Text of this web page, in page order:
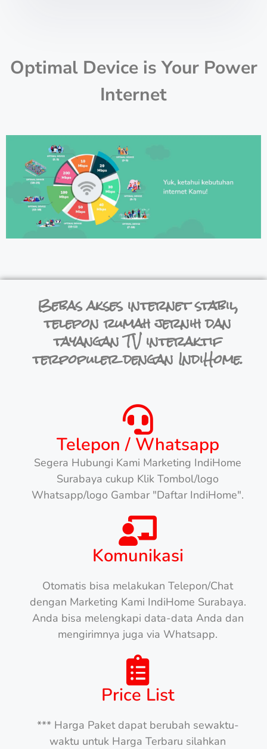
Optimal Device is Your Power
Internet
Bebas akses internet stabil,
telepon rumah jernih dan
tayangan TV interaktif
terpopuler dengan IndiHome.
Telepon / Whatsapp
Segera Hubungi Kami Marketing IndiHome
Surabaya cukup Klik Tombol/logo
Whatsapp/logo Gambar "Daftar IndiHome".
Komunikasi
Otomatis bisa melakukan Telepon/Chat
dengan Marketing Kami IndiHome Surabaya.
Anda bisa melengkapi data-data Anda dan
mengirimnya juga via Whatsapp.
Price List
*** Harga Paket dapat berubah sewaktu-
waktu untuk Harga Terbaru silahkan